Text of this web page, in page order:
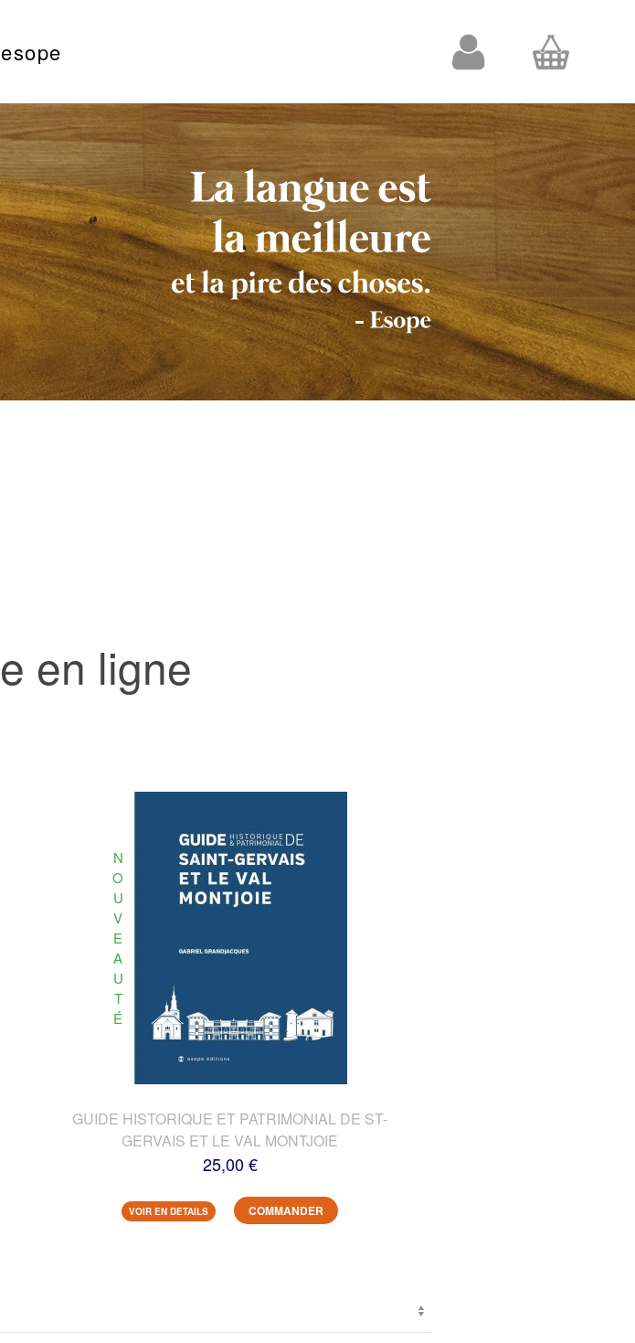
esope
en ligne
N
O
U
V
E
A
U
T
É
GUIDE HISTORIQUE ET PATRIMONIAL DE ST-
GERVAIS ET LE VAL MONTJOIE
25,00 €
VOIR EN DETAILS COMMANDER